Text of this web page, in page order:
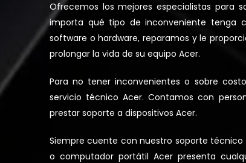
Ofrecemos los mejores especialistas para
importa qué tipo de inconveniente tenga
software o hardware, reparamos y le
prolongar la vida de su equipo Acer.
Para no tener inconvenientes o sobre
servicio técnico Acer. Contamos con
prestar soporte a dispositivos Acer.
Siempre cuente con nuestro soporte técnico
o computador portátil Acer presenta